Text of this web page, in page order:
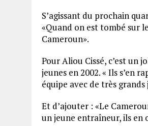
S’agissant du prochain
«Quand on est tombé sur
Cameroun».
Pour Aliou Cissé, c’est un
jeunes en 2002. « Ils s’en
équipe avec de très
Et d’ajouter : «Le
un jeune entraîneur, ils en